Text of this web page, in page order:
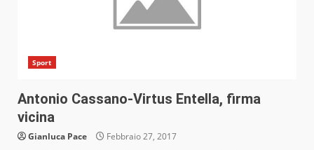
Sport
Antonio Cassano-Virtus Entella, firma
vicina
Gianluca Pace Febbraio 27, 2017